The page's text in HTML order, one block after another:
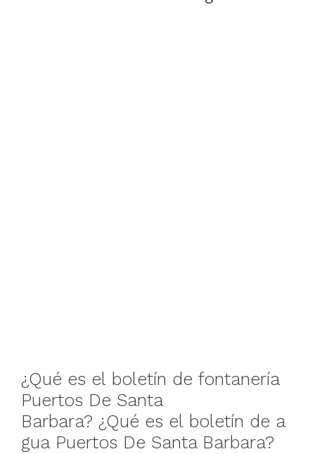
¿Qué es el boletín de fontanería
Puertos De Santa
Barbara? ¿Qué es el boletín de a
gua Puertos De Santa Barbara?